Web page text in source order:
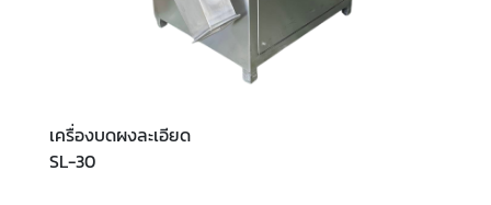
เครื่องบดผงละเอียด
SL-30